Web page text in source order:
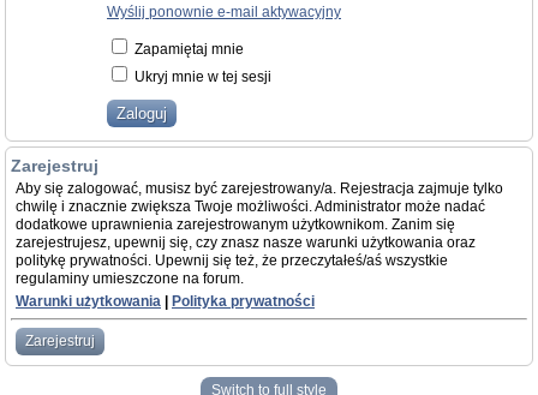
Wyślij ponownie e-mail aktywacyjny
Zapamiętaj mnie
Ukryj mnie w tej sesji
Zarejestruj
Aby się zalogować, musisz być zarejestrowany/a. Rejestracja zajmuje tylko
chwilę i znacznie zwiększa Twoje możliwości. Administrator może nadać
dodatkowe uprawnienia zarejestrowanym użytkownikom. Zanim się
zarejestrujesz, upewnij się, czy znasz nasze warunki użytkowania oraz
politykę prywatności. Upewnij się też, że przeczytałeś/aś wszystkie
regulaminy umieszczone na forum.
Warunki użytkowania
Polityka prywatności
Zarejestruj
Switch to full style